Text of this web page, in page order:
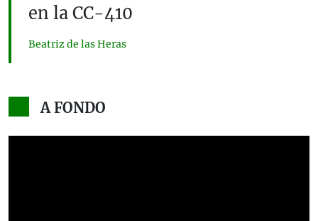
en la CC-410
Beatriz de las Heras
A FONDO